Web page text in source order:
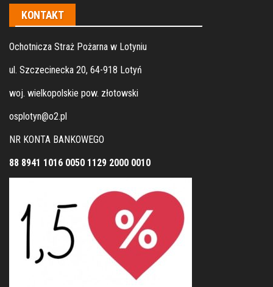
KONTAKT
Ochotnicza Straż Pożarna w Lotyniu
ul. Szczecinecka 20, 64-918 Lotyń
woj. wielkopolskie pow. złotowski
osplotyn@o2.pl
NR KONTA BANKOWEGO
88 8941 1016 0050 1129 2000 0010